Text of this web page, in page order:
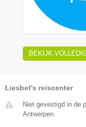
BEKIJK
Liesbet's reiscenter
Niet gevestigd in de
Antwerpen.